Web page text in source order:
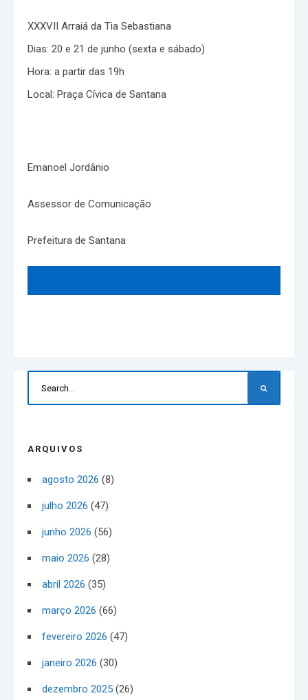
XXXVII Arraiá da Tia Sebastiana
Dias: 20 e 21 de junho (sexta e sábado)
Hora: a partir das 19h
Local: Praça Cívica de Santana
Emanoel Jordânio
Assessor de Comunicação
Prefeitura de Santana
ARQUIVOS
agosto 2026 (8)
julho 2026 (47)
junho 2026 (56)
maio 2026 (28)
abril 2026 (35)
março 2026 (66)
fevereiro 2026 (47)
janeiro 2026 (30)
dezembro 2025 (26)